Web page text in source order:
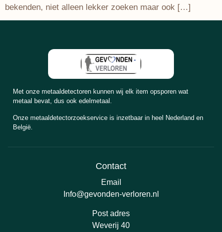
bekenden, niet alleen lekker zoeken maar ook […]
Met onze metaaldetectoren kunnen wij elk item opsporen wat
metaal bevat, dus ook edelmetaal.
Onze metaaldetectorzoekservice is inzetbaar in heel Nederland en
België.
Contact
Email
Info@gevonden-verloren.nl
Post adres
Weverij 40